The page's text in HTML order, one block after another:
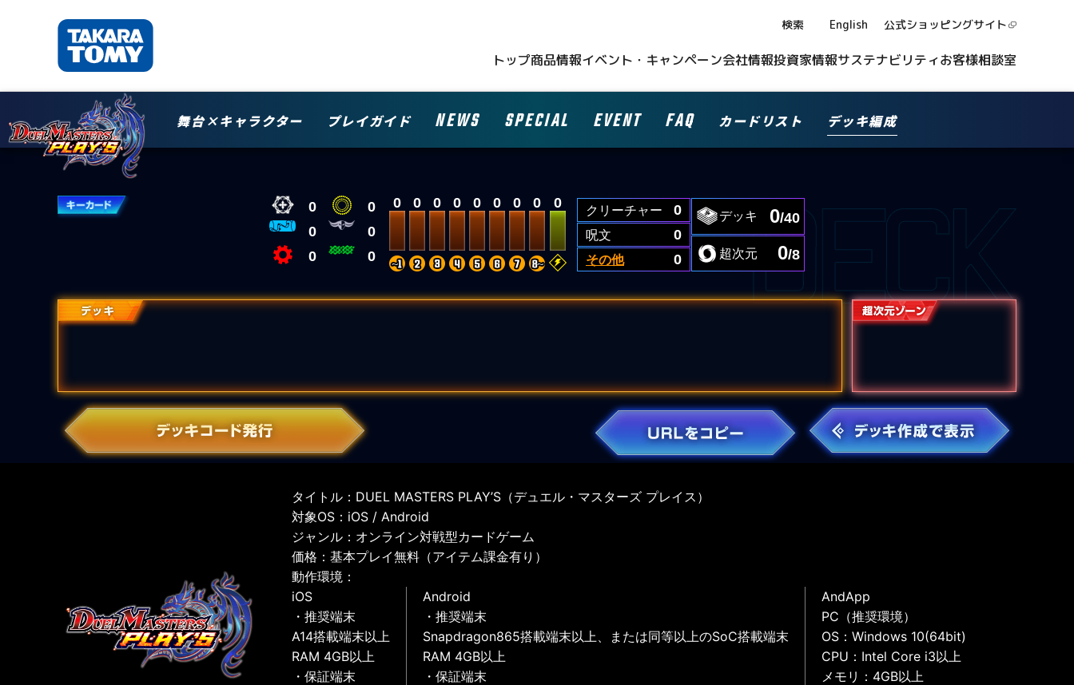
検索 English 公式ショッピングサイト
トップ商品情報イベント・キャンペーン会社情報投資家情報サステナビリティお客様相談室
舞台×キャラクター プレイガイド NEWS SPECIAL EVENT FAQ カードリスト デッキ編成
0
0
0
0
0
0
0 0 0 0 0 0 0 0 0 クリーチャー
0
呪文
0
その他
0
デッキ 0/40
超次元 0/8
タイトル：DUEL MASTERS PLAY’S（デュエル・マスターズ プレイス）
対象OS：iOS / Android
ジャンル：オンライン対戦型カードゲーム
価格：基本プレイ無料（アイテム課金有り）
動作環境：
iOS
・推奨端末
A14搭載端末以上
RAM 4GB以上
・保証端末
Android
・推奨端末
Snapdragon865搭載端末以上、または同等以上のSoC搭載端末
RAM 4GB以上
・保証端末
AndApp
PC（推奨環境）
OS：Windows 10(64bit)
CPU：Intel Core i3以上
メモリ：4GB以上